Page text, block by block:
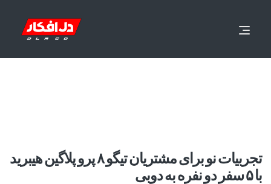
تجربیات نو برای مشتریان تیگو ۸ پرو پلاگین هیبرید
با ۵ سفر دو نفره به دوبی